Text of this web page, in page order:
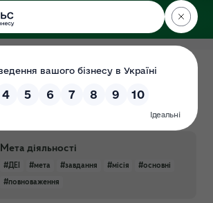
ДЕРЖЕКОІНСПЕКЦІЯ
у Хмельницькій області
#місія #функції
Мета діяльності
#ДЕІ #мета #завдання #місія
#основні
#повноваження